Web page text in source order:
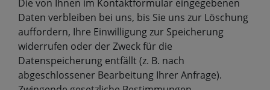
Die von Ihnen im Kontaktformular eingegebenen
Daten verbleiben bei uns, bis Sie uns zur Löschung
auffordern, Ihre Einwilligung zur Speicherung
widerrufen oder der Zweck für die
Datenspeicherung entfällt (z. B. nach
abgeschlossener Bearbeitung Ihrer Anfrage).